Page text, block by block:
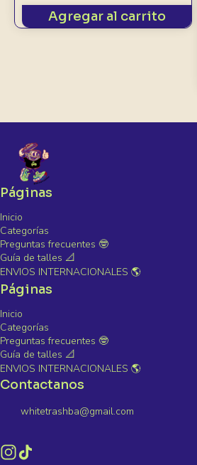
Agregar al carrito
Páginas
Inicio
Categorías
Preguntas frecuentes 🤓
Guía de talles 📐
ENVIOS INTERNACIONALES 🌎
Páginas
Inicio
Categorías
Preguntas frecuentes 🤓
Guía de talles 📐
ENVIOS INTERNACIONALES 🌎
Contactanos
whitetrashba@gmail.com